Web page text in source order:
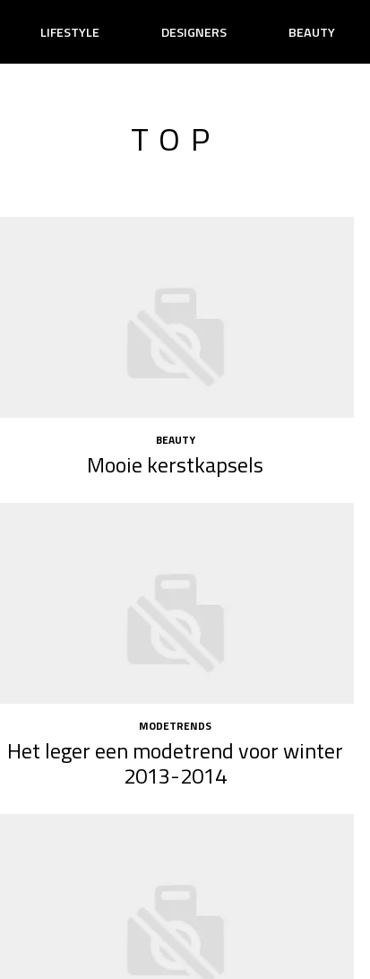
LIFESTYLE DESIGNERS BEAUTY
TOP
BEAUTY
Mooie kerstkapsels
MODETRENDS
Het leger een modetrend voor winter
2013-2014